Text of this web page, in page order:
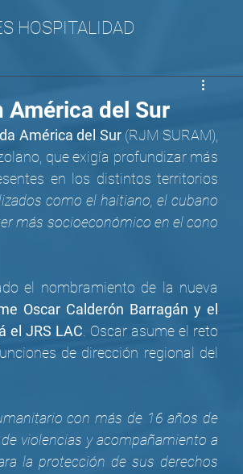
HOSPITALIDAD
América del Sur
América del Sur (RJM SURAM),
que exigía profundizar más
en los distintos territorios
como el haitiano, el cubano
más socioeconómico en el cono
Oscar Calderón Barragán y el
el JRS LAC . Oscar asume el reto
de dirección regional del
con más de 16 años de
violencias y acompañamiento a
la protección de sus derechos